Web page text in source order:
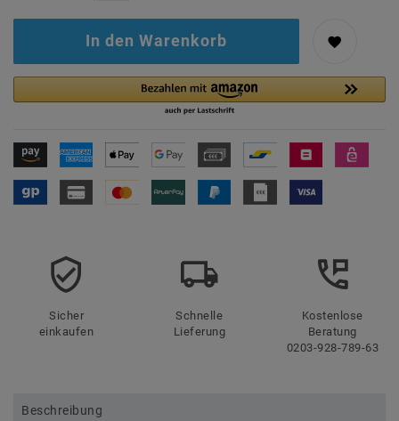
In den Warenkorb
Sicher
einkaufen
Schnelle
Lieferung
Kostenlose
Beratung
0203-928-789-63
Beschreibung